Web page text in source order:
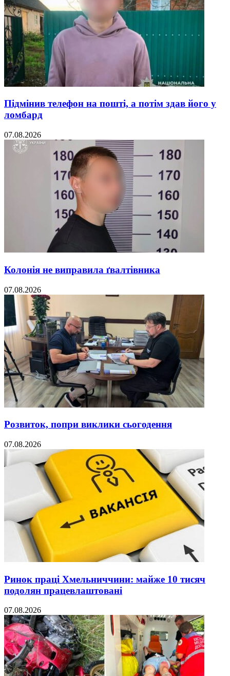
Підмінив телефон на пошті, а потім здав його у
ломбард
07.08.2026
Колонія не виправила ґвалтівника
07.08.2026
Розвиток, попри виклики сьогодення
07.08.2026
Ринок праці Хмельниччини: майже 10 тисяч
подолян працевлаштовані
07.08.2026